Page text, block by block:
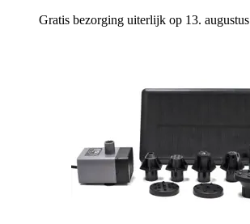
Gratis bezorging uiterlijk op 13. augustus